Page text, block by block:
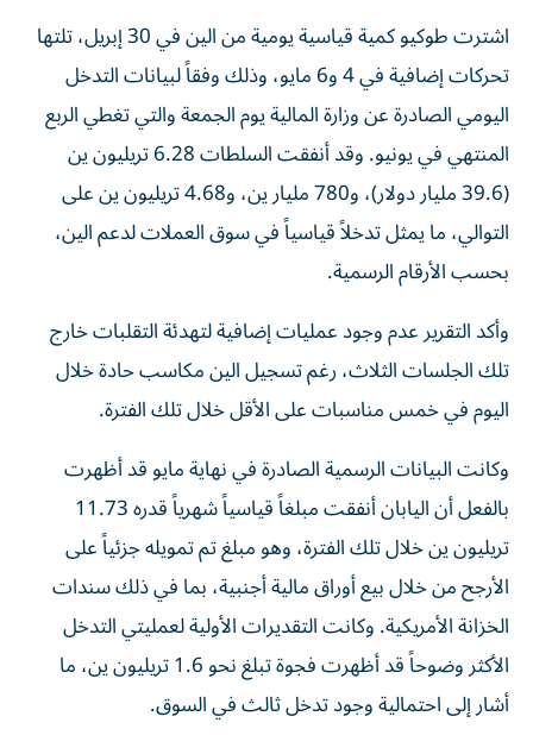
اشترت طوكيو كمية قياسية يومية من الين في 30 إبريل، تلتها
تحركات إضافية في 4 و6 مايو، وذلك وفقاً لبيانات التدخل
اليومي الصادرة عن وزارة المالية يوم الجمعة والتي تغطي الربع
المنتهي في يونيو. وقد أنفقت السلطات 6.28 تريليون ين
(39.6 مليار دولار)، و780 مليار ين، و4.68 تريليون ين على
التوالي، ما يمثل تدخلاً قياسياً في سوق العملات لدعم الين،
بحسب الأرقام الرسمية.
وأكد التقرير عدم وجود عمليات إضافية لتهدئة التقلبات خارج
تلك الجلسات الثلاث، رغم تسجيل الين مكاسب حادة خلال
اليوم في خمس مناسبات على الأقل خلال تلك الفترة.
وكانت البيانات الرسمية الصادرة في نهاية مايو قد أظهرت
بالفعل أن اليابان أنفقت مبلغاً قياسياً شهرياً قدره 11.73
تريليون ين خلال تلك الفترة، وهو مبلغ تم تمويله جزئياً على
الأرجح من خلال بيع أوراق مالية أجنبية، بما في ذلك سندات
الخزانة الأمريكية. وكانت التقديرات الأولية لعمليتي التدخل
الأكثر وضوحاً قد أظهرت فجوة تبلغ نحو 1.6 تريليون ين، ما
أشار إلى احتمالية وجود تدخل ثالث في السوق.